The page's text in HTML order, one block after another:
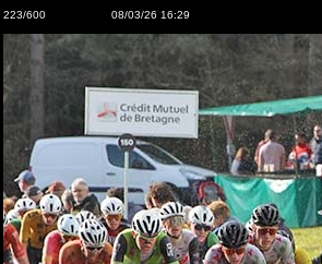
223/600 08/03/26 16:29